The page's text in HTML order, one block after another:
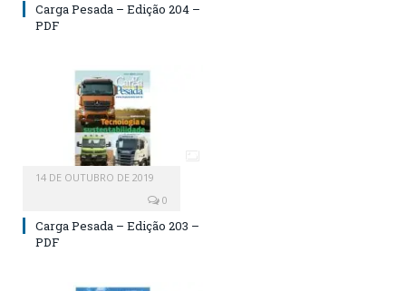
Carga Pesada – Edição 204 –
PDF
14 DE OUTUBRO DE 2019
0
Carga Pesada – Edição 203 –
PDF